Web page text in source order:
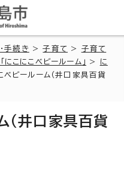
手続き >子育て > 子育て
こにこベビールーム」 >
に
ベビールーム（井口家具百貨
（井口家具百貨